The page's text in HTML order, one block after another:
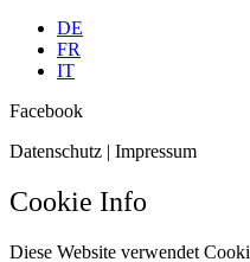
DE
FR
IT
Facebook
Datenschutz | Impressum
Cookie Info
Diese Website verwendet